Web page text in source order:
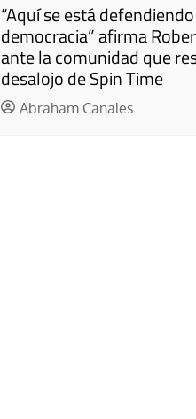
“Aquí se está
democracia” afirma
ante la comunidad que
desalojo de Spin Time
Abraham Canales